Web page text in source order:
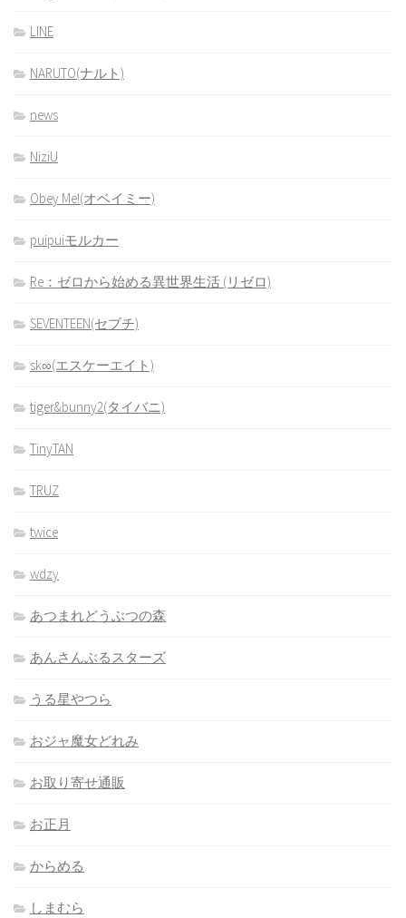
LINE
NARUTO(ナルト)
news
NiziU
Obey Me!(オベイミー)
puipuiモルカー
Re：ゼロから始める異世界生活 (リゼロ)
SEVENTEEN(セブチ)
sk∞(エスケーエイト)
tiger&bunny2(タイバニ)
TinyTAN
TRUZ
twice
wdzy
あつまれどうぶつの森
あんさんぶるスターズ
うる星やつら
おジャ魔女どれみ
お取り寄せ通販
お正月
からめる
しまむら